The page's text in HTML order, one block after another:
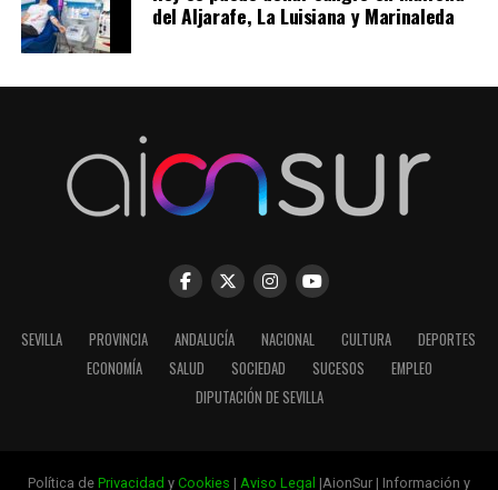
del Aljarafe, La Luisiana y Marinaleda
SEVILLA PROVINCIA ANDALUCÍA NACIONAL CULTURA
DEPORTES
ECONOMÍA
SALUD SOCIEDAD SUCESOS
EMPLEO
DIPUTACIÓN DE SEVILLA
Política de Privacidad y Cookies | Aviso Legal |AionSur | Información y